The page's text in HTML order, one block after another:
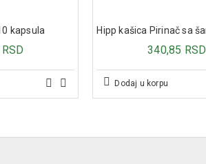
kapsula
340,85 RSD
Dodaj u korpu